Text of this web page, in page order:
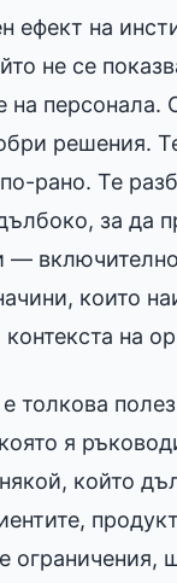
ефект на
не се
на персонала.
решения.
рано. Те
за да
—
които
контекста на
толкова
я
който
ограничения,